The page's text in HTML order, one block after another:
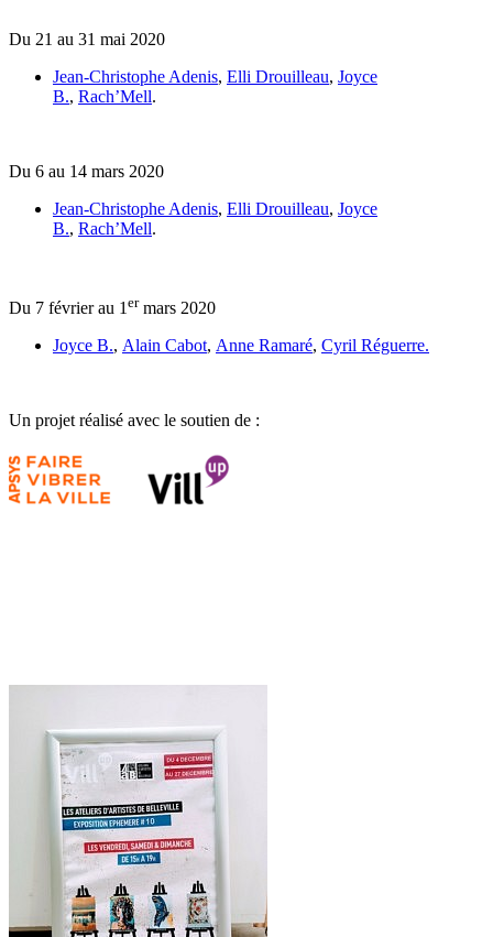
Du 21 au 31 mai 2020
Jean-Christophe Adenis, Elli Drouilleau, Joyce
B., Rach’Mell.
Du 6 au 14 mars 2020
Jean-Christophe Adenis, Elli Drouilleau, Joyce
B., Rach’Mell.
Du 7 février au 1 ermars 2020
Joyce B., Alain Cabot, Anne Ramaré, Cyril Réguerre.
Un projet réalisé avec le soutien de :